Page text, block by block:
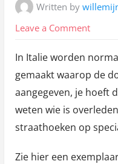
Written by
Leave a Commenton
In Italie worden
gemaakt waarop de
aangegeven, je hoeft
weten wie is
straathoeken op
Zie hier een